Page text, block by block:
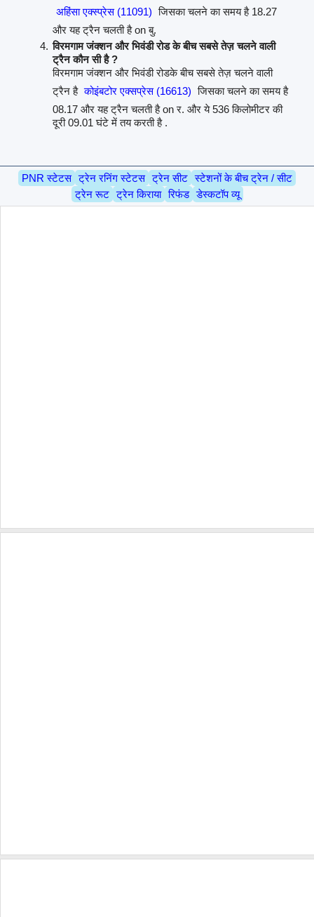
अहिंसा एक्स्प्रेस (11091) जिसका चलने का समय है 18.27
और यह ट्रैन चलती है on बु.
विरमगाम जंक्शन और भिवंडी रोड के बीच सबसे तेज़ चलने वाली
ट्रैन कौन सी है ?
विरमगाम जंक्शन और भिवंडी रोडके बीच सबसे तेज़ चलने वाली
ट्रैन है कोइंबटोर एक्सप्रेस (16613) जिसका चलने का समय है
08.17 और यह ट्रैन चलती है on र. और ये 536 किलोमीटर की
दूरी 09.01 घंटे में तय करती है .
PNR स्टेटस ट्रेन रनिंग स्टेटस ट्रेन सीट स्टेशनों के बीच ट्रेन / सीट
ट्रेन रूट ट्रेन किराया रिफंड डेस्कटॉप व्यू